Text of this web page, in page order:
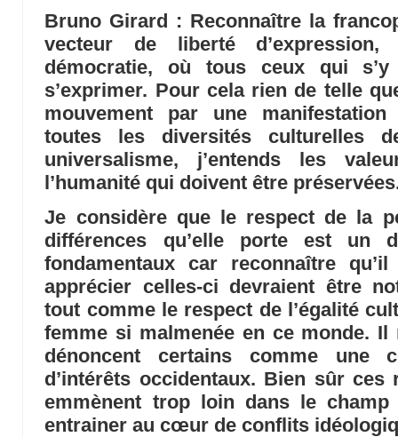
Bruno Girard : Reconnaître la
vecteur de liberté d’expression,
démocratie, où tous ceux qui s’y
s’exprimer. Pour cela rien de telle
mouvement par une manifestation
toutes les diversités culturelles
universalisme, j’entends les
l’humanité qui doivent être
Je considère que le respect de la
différences qu’elle porte est un
fondamentaux car reconnaître
apprécier celles-ci devraient être
tout comme le respect de l’égalité
femme si malmenée en ce monde. Il
dénoncent certains comme une
d’intérêts occidentaux. Bien sûr ces
emmènent trop loin dans le
entrainer au cœur de conflits